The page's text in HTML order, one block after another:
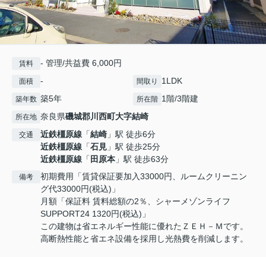
賃料 - 管理/共益費 6,000円
面積 - 間取り 1LDK
築年数 築5年 所在階 1階/3階建
所在地 奈良県磯城郡川西町大字結崎
交通 近鉄橿原線 「結崎 」駅 徒歩6分
近鉄橿原線 「石見 」駅 徒歩25分
近鉄橿原線 「 田原本 」駅 徒歩63分
備考
初期費用「賃貸保証要加入33000円、ルームクリーニン
グ代33000円(税込)」
月額「保証料 賃料総額の2％、シャーメゾンライフ
SUPPORT24 1320円(税込)」
この建物は省エネルギー性能に優れたＺＥＨ－Ｍです。
高断熱性能と省エネ設備を採用し光熱費を削減します。